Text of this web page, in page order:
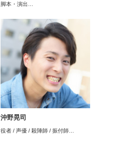
脚本・演出…
沖野晃司
役者 / 声優 / 殺陣師 / 振付師…